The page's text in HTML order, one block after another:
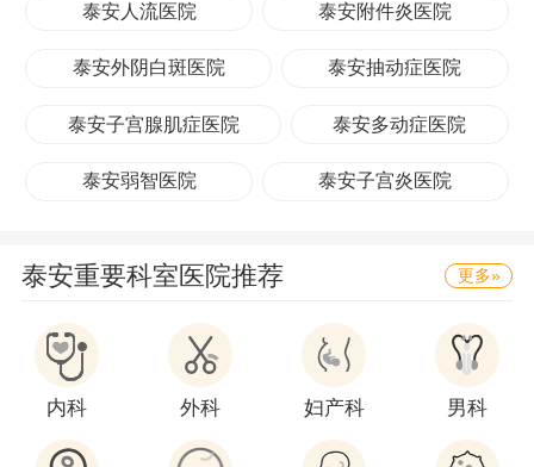
泰安人流医院 泰安附件炎医院
泰安外阴白斑医院 泰安抽动症医院
泰安子宫腺肌症医院 泰安多动症医院
泰安弱智医院 泰安子宫炎医院
泰安重要科室医院推荐 更多»
内科 外科 妇产科 男科